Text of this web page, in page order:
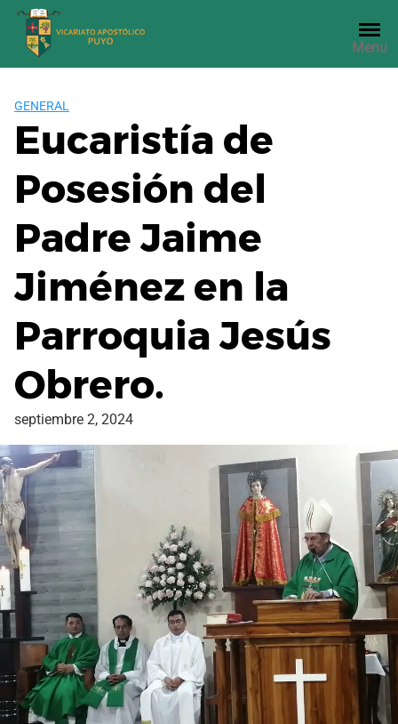
Saltar
contenido
Menu
GENERAL
Eucaristía de
Posesión del
Padre Jaime
Jiménez en la
Parroquia Jesús
Obrero.
septiembre 2, 2024